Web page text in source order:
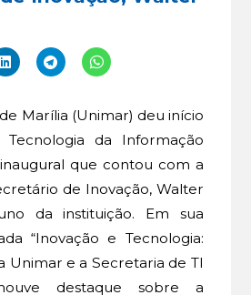
Marília (Unimar) deu início
da Informação
que contou com a
de Inovação, Walter
da instituição. Em sua
“Inovação e Tecnologia:
Unimar e a Secretaria de TI
destaque sobre a